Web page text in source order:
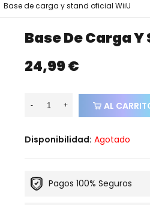
Base de carga y stand oficial WiiU
Base De Carga
24,99 €
- + AL
Disponibilidad: Agotado
Pagos 100% Seguros